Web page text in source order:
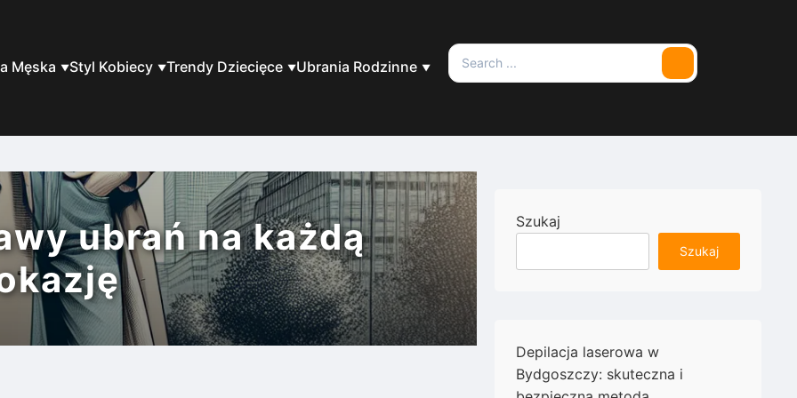
Męska Styl Kobiecy Trendy Dziecięce Ubrania Rodzinne
Search
for:
Search
ubrań na każdą
Szukaj
Szukaj
Depilacja laserowa w
Bydgoszczy: skuteczna i